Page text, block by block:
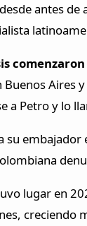
antes
a Petro y lo
lugar en
creciendo